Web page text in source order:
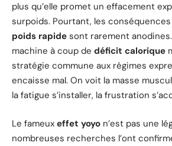
plus qu’elle promet un effacement
surpoids. Pourtant, les conséquences
poids rapide sont rarement
machine à coup de déficit calorique
stratégie commune aux régimes
encaisse mal. On voit la masse
la fatigue s’installer, la frustration
Le fameux effet yoyo n’est pas une
nombreuses recherches l’ont